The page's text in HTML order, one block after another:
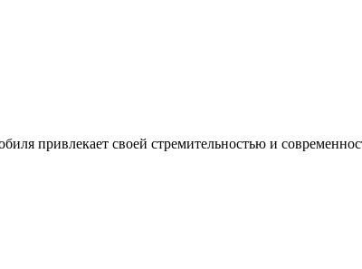
привлекает своей стремительностью и